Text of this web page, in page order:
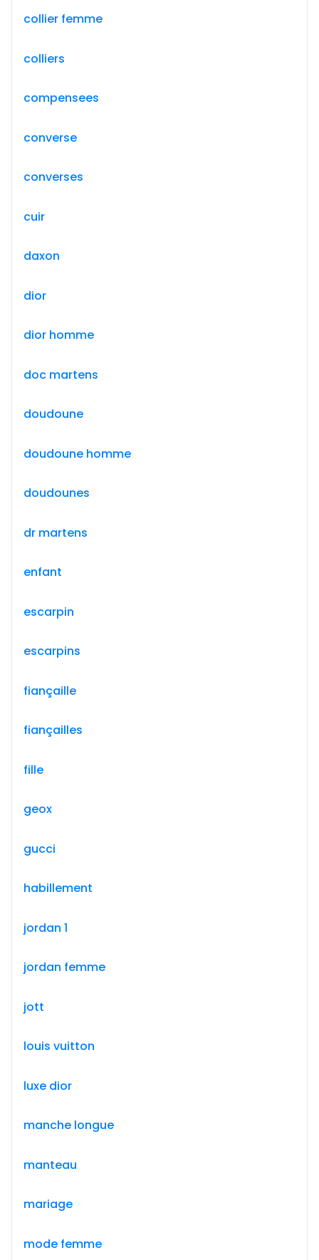
collier femme
colliers
compensees
converse
converses
cuir
daxon
dior
dior homme
doc martens
doudoune
doudoune homme
doudounes
dr martens
enfant
escarpin
escarpins
fiançaille
fiançailles
fille
geox
gucci
habillement
jordan 1
jordan femme
jott
louis vuitton
luxe dior
manche longue
manteau
mariage
mode femme